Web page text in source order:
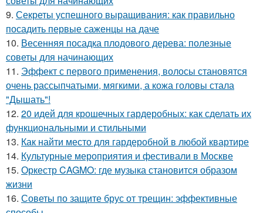
9. Секреты успешного выращивания: как правильно
посадить первые саженцы на даче
10. Весенняя посадка плодового дерева: полезные
советы для начинающих
11. Эффект с первого применения, волосы становятся
очень рассыпчатыми, мягкими, а кожа головы стала
"Дышать"!
12. 20 идей для крошечных гардеробных: как сделать их
функциональными и стильными
13. Как найти место для гардеробной в любой квартире
14. Культурные мероприятия и фестивали в Москве
15. Оркестр CAGMO: где музыка становится образом
жизни
16. Советы по защите брус от трещин: эффективные